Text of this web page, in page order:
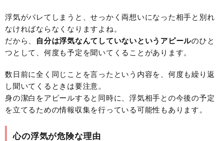
浮気がバレてしまうと、せっかく両想いになった相手と別れ
なければならなくなりますよね。
だから、
自分は浮気なんてしていないというアピールのひと
つとして、何度も予定を聞いてくることがあります。
数日前に全く同じことを言ったという内容を、何度も繰り返
し聞いてくるときは要注意。
身の潔白をアピールすると同時に、浮気相手との今後の予定
を立てるための情報収集を行っている可能性もあります。
心の浮気が危険な理由